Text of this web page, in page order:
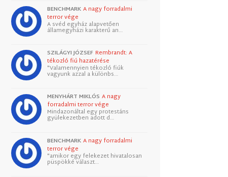
BENCHMARK A nagy forradalmi
terror vége
A svéd egyház alapvetően
államegyházi karakterű an…
SZILÁGYI JÓZSEF Rembrandt: A
tékozló fiú hazatérése
"Valamennyien tékozló fiúk
vagyunk azzal a különbs…
MENYHÁRT MIKLÓS A nagy
forradalmi terror vége
Mindazonáltal egy protestáns
gyülekezetben adott d…
BENCHMARK A nagy forradalmi
terror vége
"amikor egy felekezet hivatalosan
püspökké választ…